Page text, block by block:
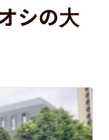
シの大